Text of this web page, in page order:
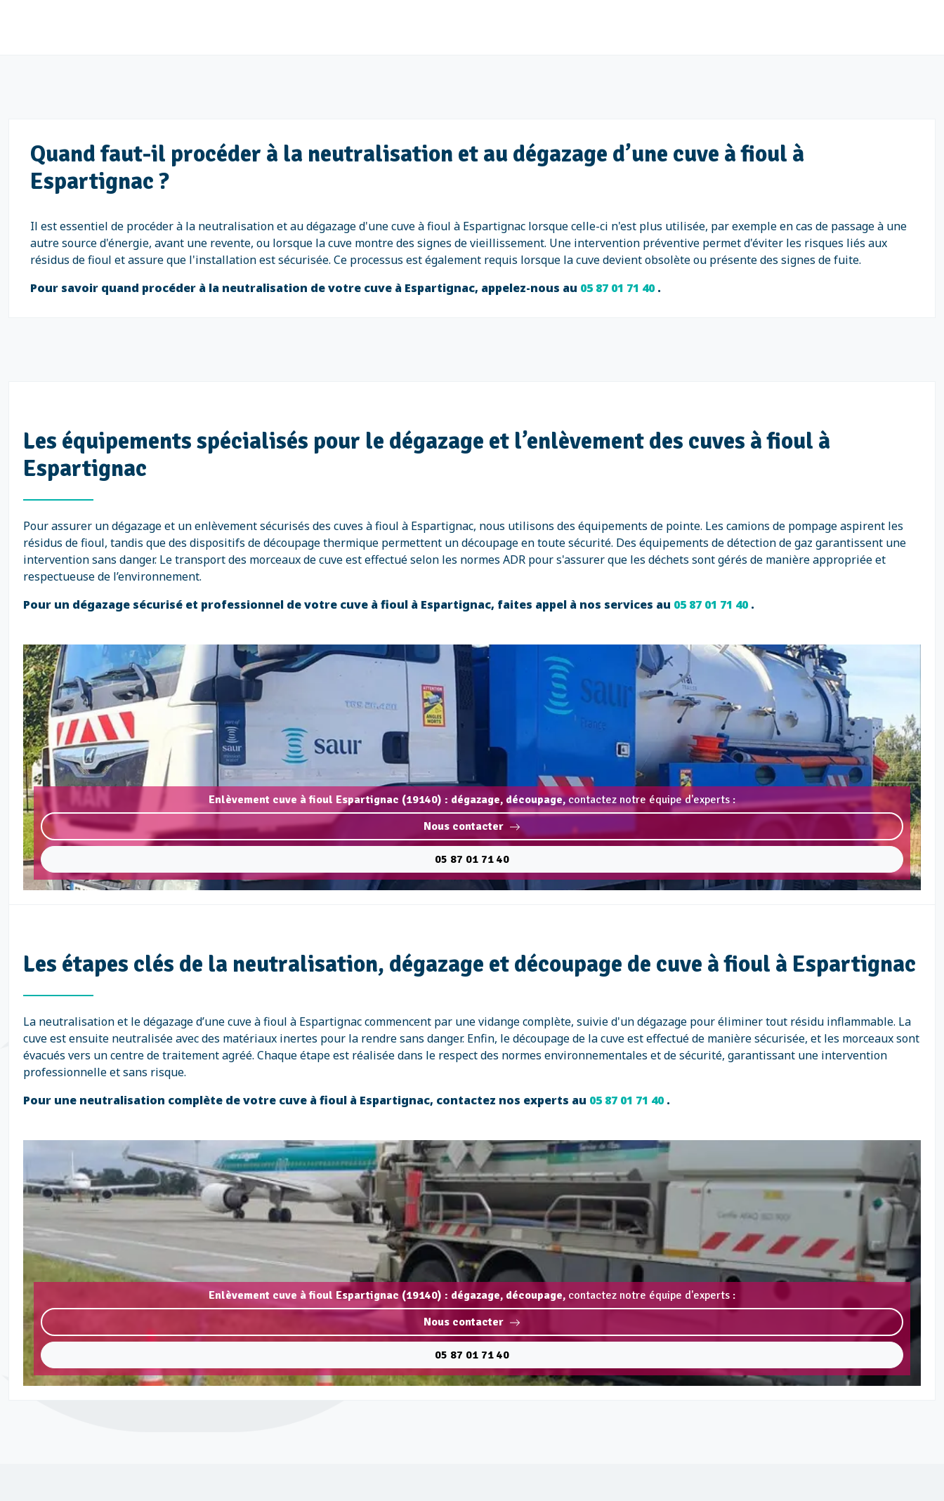
Quand faut-il procéder à la neutralisation et au dégazage d’une cuve à fioul à
Espartignac ?
Il est essentiel de procéder à la neutralisation et au dégazage d'une cuve à fioul à Espartignac lorsque celle-ci n'est plus utilisée, par exemple en cas de passage à une
autre source d'énergie, avant une revente, ou lorsque la cuve montre des signes de vieillissement. Une intervention préventive permet d'éviter les risques liés aux
résidus de fioul et assure que l'installation est sécurisée. Ce processus est également requis lorsque la cuve devient obsolète ou présente des signes de fuite.
Pour savoir quand procéder à la neutralisation de votre cuve à Espartignac, appelez-nous au 05 87 01 71 40.
Les équipements spécialisés pour le dégazage et l’enlèvement des cuves à fioul à
Espartignac
Pour assurer un dégazage et un enlèvement sécurisés des cuves à fioul à Espartignac, nous utilisons des équipements de pointe. Les camions de pompage aspirent les
résidus de fioul, tandis que des dispositifs de découpage thermique permettent un découpage en toute sécurité. Des équipements de détection de gaz garantissent une
intervention sans danger. Le transport des morceaux de cuve est effectué selon les normes ADR pour s'assurer que les déchets sont gérés de manière appropriée et
respectueuse de l’environnement.
Pour un dégazage sécurisé et professionnel de votre cuve à fioul à Espartignac, faites appel à nos services au 05 87 01 71 40.
Enlèvement cuve à fioul Espartignac (19140) : dégazage, découpage,contactez notre équipe d'experts :
Nous contacter
05 87 01 71 40
Les étapes clés de la neutralisation, dégazage et découpage de cuve à fioul à Espartignac
La neutralisation et le dégazage d’une cuve à fioul à Espartignac commencent par une vidange complète, suivie d'un dégazage pour éliminer tout résidu inflammable. La
cuve est ensuite neutralisée avec des matériaux inertes pour la rendre sans danger. Enfin, le découpage de la cuve est effectué de manière sécurisée, et les morceaux sont
évacués vers un centre de traitement agréé. Chaque étape est réalisée dans le respect des normes environnementales et de sécurité, garantissant une intervention
professionnelle et sans risque.
Pour une neutralisation complète de votre cuve à fioul à Espartignac, contactez nos experts au 05 87 01 71 40.
Enlèvement cuve à fioul Espartignac (19140) : dégazage, découpage, contactez notre équipe d'experts :
Nous contacter
05 87 01 71 40